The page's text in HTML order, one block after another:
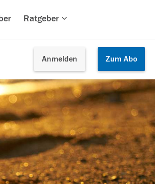
Ratgeber
Anmelden Zum Abo